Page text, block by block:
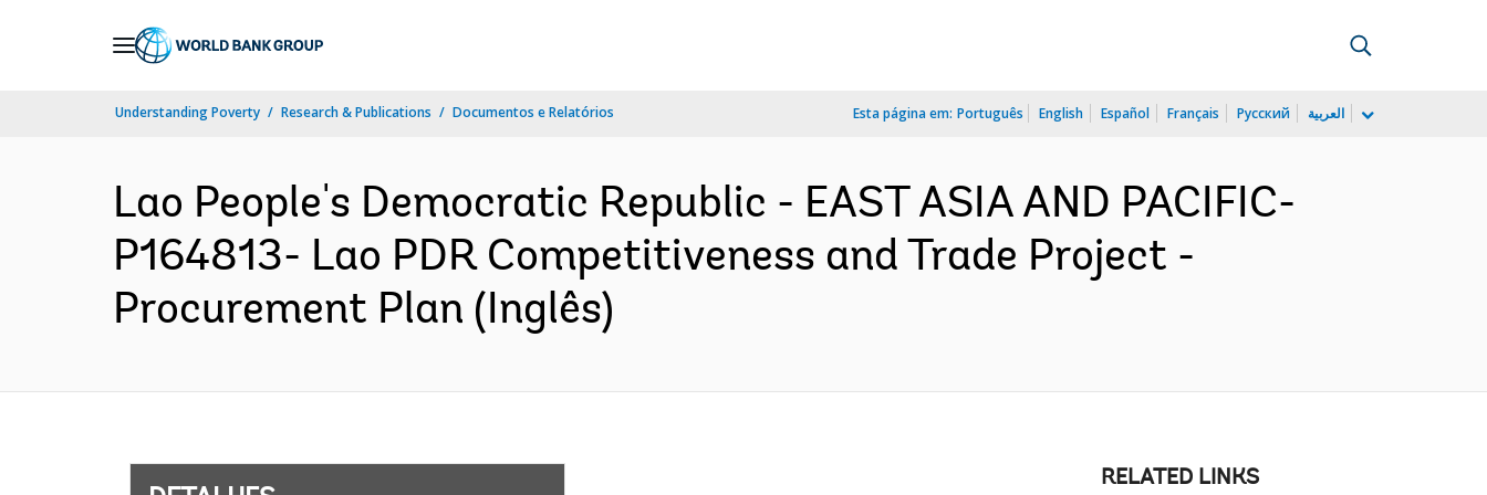
Understanding Poverty Research & Publications Documentos e Relatórios Esta página em: Português English Español Français Русский العربية
Lao People's Democratic Republic - EAST ASIA AND PACIFIC-
P164813- Lao PDR Competitiveness and Trade Project -
Procurement Plan (Inglês)
RELATED LINKS